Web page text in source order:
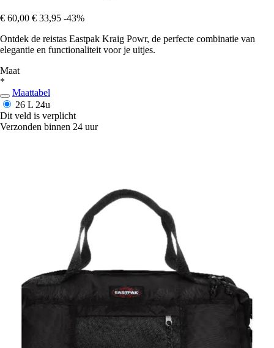
€ 60,00 € 33,95 -43%
Ontdek de reistas Eastpak Kraig Powr, de perfecte combinatie van
elegantie en functionaliteit voor je uitjes.
Maat
*
Maattabel
26 L 24u
Dit veld is verplicht
Verzonden binnen 24 uur